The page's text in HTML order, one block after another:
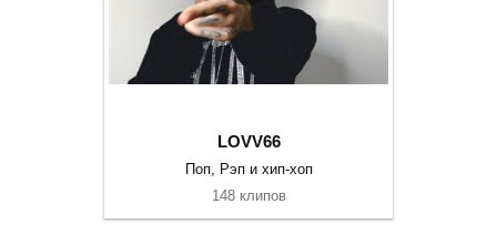
LOVV66
Поп, Рэп и хип-хоп
148 клипов